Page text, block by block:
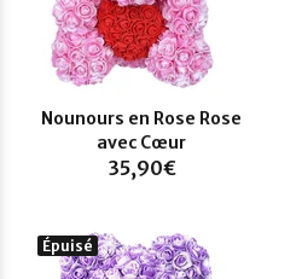
Nounours en Rose Rose
avec Cœur
35,90€
Épuisé